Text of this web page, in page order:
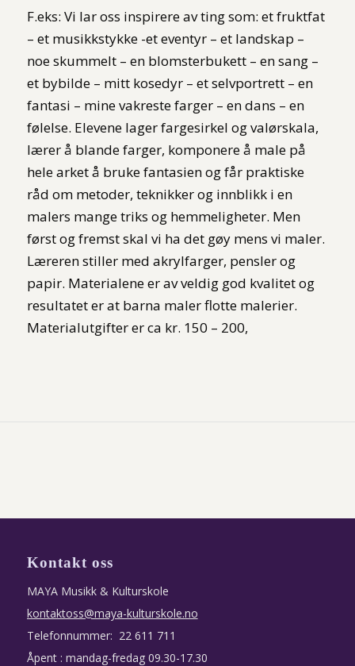
F.eks: Vi lar oss inspirere av ting som: et fruktfat
– et musikkstykke -et eventyr – et landskap –
noe skummelt – en blomsterbukett – en sang –
et bybilde – mitt kosedyr – et selvportrett – en
fantasi – mine vakreste farger – en dans – en
følelse. Elevene lager fargesirkel og valørskala,
lærer å blande farger, komponere å male på
hele arket å bruke fantasien og får praktiske
råd om metoder, teknikker og innblikk i en
malers mange triks og hemmeligheter. Men
først og fremst skal vi ha det gøy mens vi maler.
Læreren stiller med akrylfarger, pensler og
papir. Materialene er av veldig god kvalitet og
resultatet er at barna maler flotte malerier.
Materialutgifter er ca kr. 150 – 200,
Kontakt oss
MAYA Musikk & Kulturskole
kontaktoss@maya-kulturskole.no
Telefonnummer: 22 611 711
Åpent : mandag-fredag 09.30-17.30